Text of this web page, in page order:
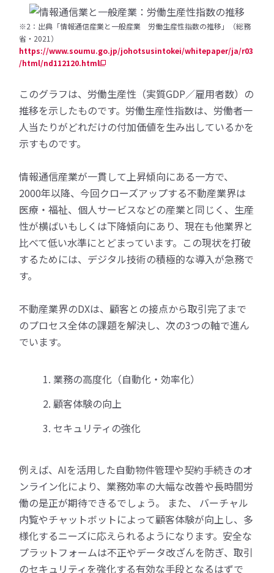
※2：出典「情報通信産業と一般産業 労働生産性指数の推移」（総務
省・2021）
https://www.soumu.go.jp/johotsusintokei/whitepaper/ja/r03
/html/nd112120.html
このグラフは、労働生産性（実質GDP／雇用者数）の
推移を示したものです。労働生産性指数は、労働者一
人当たりがどれだけの付加価値を生み出しているかを
示すものです。
情報通信産業が一貫して上昇傾向にある一方で、
2000年以降、今回クローズアップする不動産業界は
医療・福祉、個人サービスなどの産業と同じく、生産
性が横ばいもしくは下降傾向にあり、現在も他業界と
比べて低い水準にとどまっています。この現状を打破
するためには、デジタル技術の積極的な導入が急務で
す。
不動産業界のDXは、顧客との接点から取引完了まで
のプロセス全体の課題を解決し、次の3つの軸で進ん
でいます。
業務の高度化（自動化・効率化）
顧客体験の向上
セキュリティの強化
例えば、AIを活用した自動物件管理や契約手続きのオ
ンライン化により、業務効率の大幅な改善や長時間労
働の是正が期待できるでしょう。 また、 バーチャル
内覧やチャットボットによって顧客体験が向上し、多
様化するニーズに応えられるようになります。安全な
プラットフォームは不正やデータ改ざんを防ぎ、取引
のセキュリティを強化する有効な手段となるはずで